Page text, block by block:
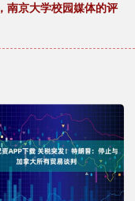
南京大学校园媒体的评